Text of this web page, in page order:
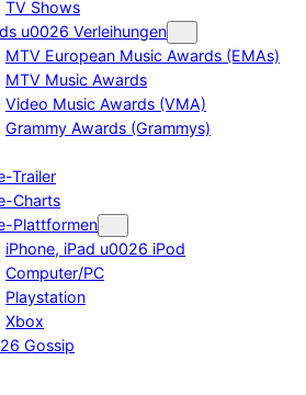
TV Shows
u0026 Verleihungen
MTV European Music Awards (EMAs)
MTV Music Awards
Video Music Awards (VMA)
Grammy Awards (Grammys)
Trailer
Charts
Plattformen
iPhone, iPad u0026 iPod
Computer/PC
Playstation
Xbox
Gossip